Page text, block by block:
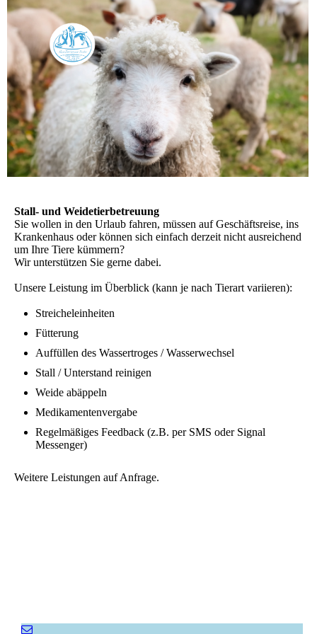
Stall- und Weidetierbetreuung
Sie wollen in den Urlaub fahren, müssen auf Geschäftsreise, ins
Krankenhaus oder können sich einfach derzeit nicht ausreichend
um Ihre Tiere kümmern?
Wir unterstützen Sie gerne dabei.
Unsere Leistung im Überblick (kann je nach Tierart variieren):
Streicheleinheiten
Fütterung
Auffüllen des Wassertroges / Wasserwechsel
Stall / Unterstand reinigen
Weide abäppeln
Medikamentenvergabe
Regelmäßiges Feedback (z.B. per SMS oder Signal
Messenger)
Weitere Leistungen auf Anfrage.